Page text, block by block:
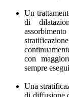
Un
di
con
sempre
Una